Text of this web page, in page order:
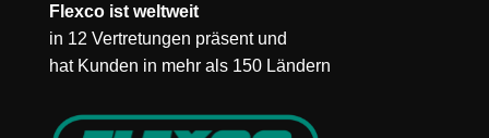
Flexco ist weltweit
in 12 Vertretungen präsent und
hat Kunden in mehr als 150 Ländern